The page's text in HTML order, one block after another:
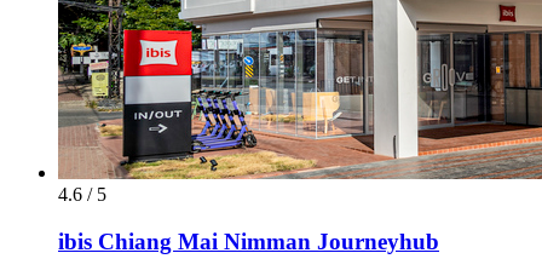
4.6 / 5
ibis Chiang Mai Nimman Journeyhub